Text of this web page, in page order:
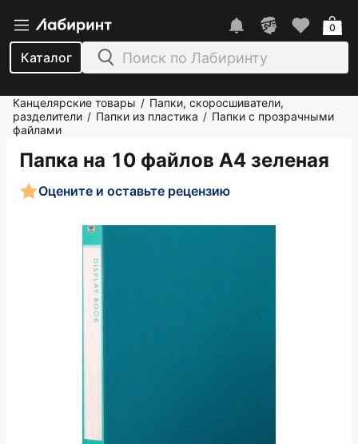
Каталог
0
Канцелярские товары / Папки, скоросшиватели,
разделители / Папки из пластика / Папки с прозрачными
файлами
Папка на 10 файлов А4 зеленая
Оцените и оставьте рецензию